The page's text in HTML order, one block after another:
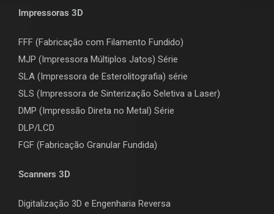
Impressoras 3D
FFF (Fabricação com Filamento Fundido)
MJP (Impressora Múltiplos Jatos) Série
SLA (Impressora de Esterolitografia) série
SLS (Impressora de Sinterização Seletiva a Laser)
DMP (Impressão Direta no Metal) Série
DLP/LCD
FGF (Fabricação Granular Fundida)
Scanners 3D
Digitalização 3D e Engenharia Reversa